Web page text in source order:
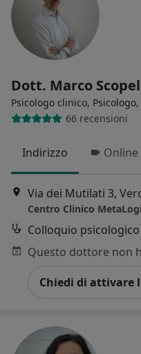
Dott. Marco Scopel
Psicologo clinico,
66 recensioni
Indirizzo Online
Via dei Mutilati 3,
Centro Clinico
Colloquio psicologico
Chiedi di attivare